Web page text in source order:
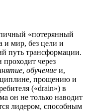
«потерянный
мир, без цели и
путь трансформации.
через
, обучение и,
прощению и
(«drain») в
он не только наводит
лидером, способным